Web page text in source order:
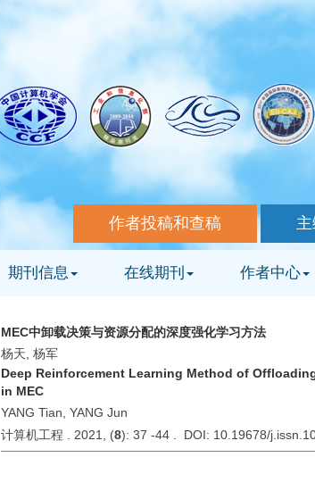
作者投稿和查稿
期刊信息 在线期刊 作者中心
MEC中卸载决策与资源分配的深度强化学习方法
杨天, 杨军
Deep Reinforcement Learning Method of
in MEC
YANG Tian, YANG Jun
计算机工程 . 2021, (8): 37 -44 . DOI: 10.19678/